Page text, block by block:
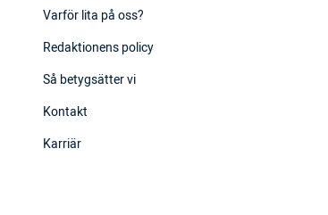
Varför lita på oss?
Redaktionens policy
Så betygsätter vi
Kontakt
Karriär